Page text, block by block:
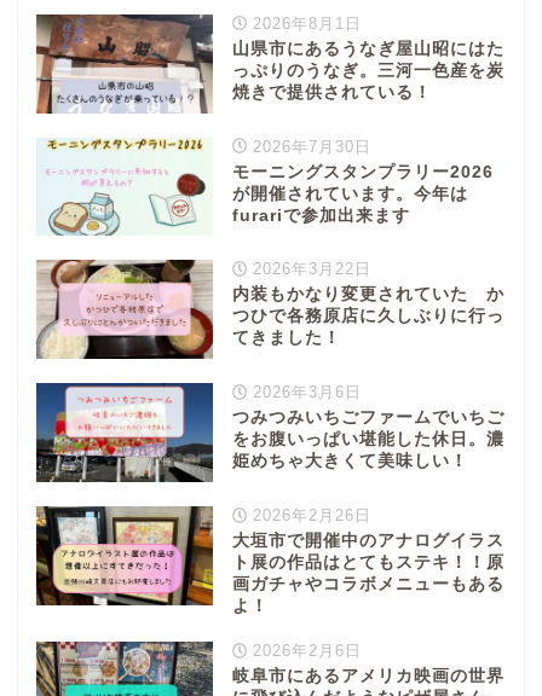
2026年8月1日
山県市にあるうなぎ屋山昭にはた
っぷりのうなぎ。三河一色産を炭
焼きで提供されている！
2026年7月30日
モーニングスタンプラリー2026
が開催されています。今年は
furariで参加出来ます
2026年3月22日
内装もかなり変更されていた か
つひで各務原店に久しぶりに行っ
てきました！
2026年3月6日
つみつみいちごファームでいちご
をお腹いっぱい堪能した休日。濃
姫めちゃ大きくて美味しい！
2026年2月26日
大垣市で開催中のアナログイラス
ト展の作品はとてもステキ！！原
画ガチャやコラボメニューもある
よ！
2026年2月6日
岐阜市にあるアメリカ映画の世界